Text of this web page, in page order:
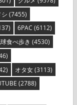
(7455)
6PAC (6112)
食べ歩き (4530)
オタ女(3113)
(2788)